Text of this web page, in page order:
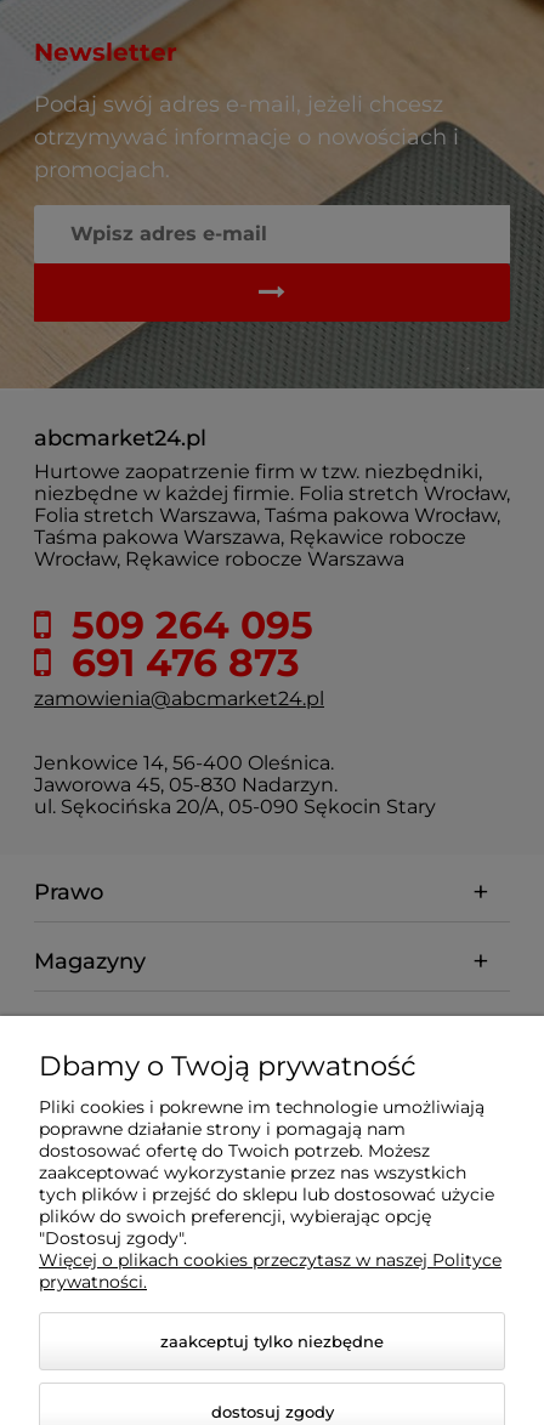
Newsletter
Podaj swój adres e-mail, jeżeli chcesz
otrzymywać informacje o nowościach i
promocjach.
abcmarket24.pl
Hurtowe zaopatrzenie firm w tzw. niezbędniki,
niezbędne w każdej firmie. Folia stretch Wrocław,
Folia stretch Warszawa, Taśma pakowa Wrocław,
Taśma pakowa Warszawa, Rękawice robocze
Wrocław, Rękawice robocze Warszawa
509 264 095
691 476 873
zamowienia@abcmarket24.pl
Jenkowice 14, 56-400 Oleśnica.
Jaworowa 45, 05-830 Nadarzyn.
ul. Sękocińska 20/A, 05-090 Sękocin Stary
Prawo
Magazyny
abcmarket24.pl
Informacje
Kontakt
Płatności
Dbamy o Twoją prywatność
Pliki cookies i pokrewne im technologie umożliwiają
poprawne działanie strony i pomagają nam
dostosować ofertę do Twoich potrzeb. Możesz
zaakceptować wykorzystanie przez nas wszystkich
tych plików i przejść do sklepu lub dostosować użycie
plików do swoich preferencji, wybierając opcję
"Dostosuj zgody".
Więcej o plikach cookies przeczytasz w naszej Polityce
prywatności.
zaakceptuj tylko niezbędne
dostosuj zgody